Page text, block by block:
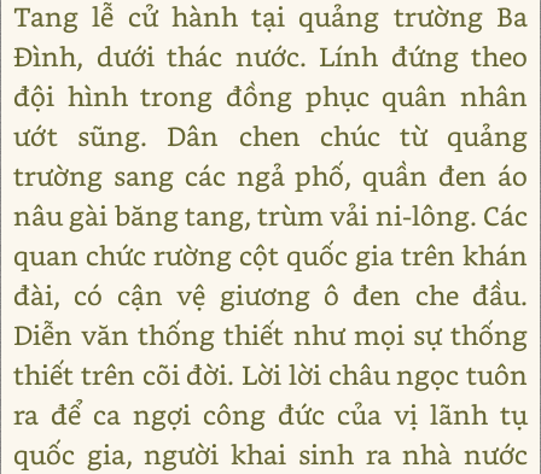
Tang lễ cử hành tại quảng trường Ba
Đình, dưới thác nước. Lính đứng theo
đội hình trong đồng phục quân nhân
ướt sũng. Dân chen chúc từ quảng
trường sang các ngả phố, quần đen áo
nâu gài băng tang, trùm vải ni-lông. Các
quan chức rường cột quốc gia trên khán
đài, có cận vệ giương ô đen che đầu.
Diễn văn thống thiết như mọi sự thống
thiết trên cõi đời. Lời lời châu ngọc tuôn
ra để ca ngợi công đức của vị lãnh tụ
quốc gia, người khai sinh ra nhà nước